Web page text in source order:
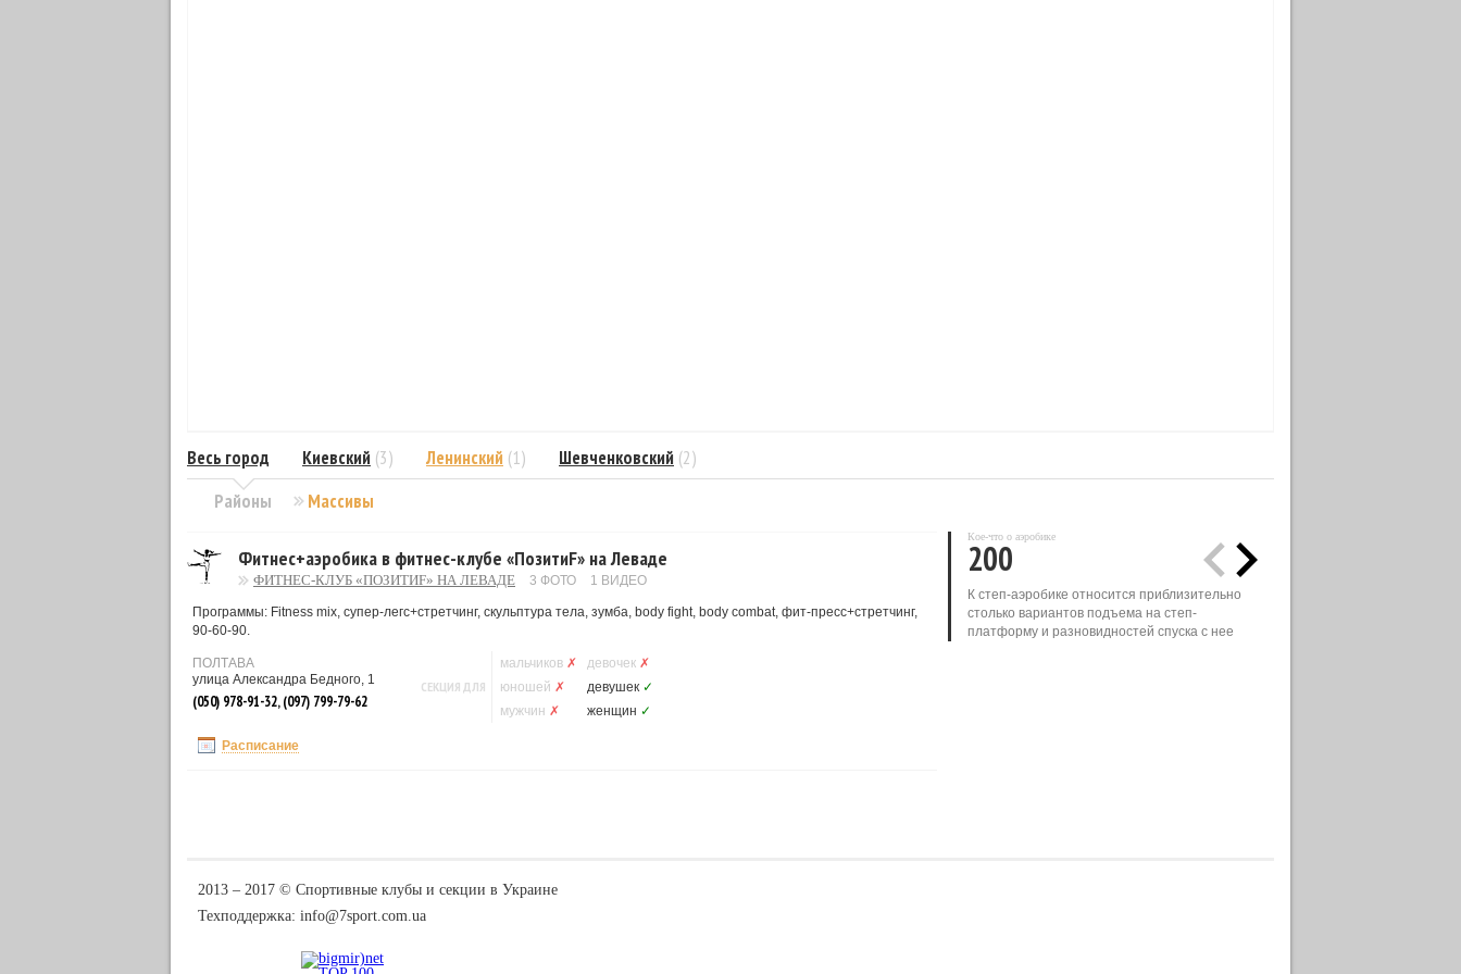
Районы
Весь город Киевский (3) Ленинский (1) Шевченковский (2)
Массивы
Фитнес+аэробика в фитнес-клубе «ПозитиF» на Леваде
ФИТНЕС-КЛУБ «ПОЗИТИF» НА ЛЕВАДЕ 3 ФОТО 1 ВИДЕО
Программы: Fitness mix, супер-легс+стретчинг, скульптура тела, зумба, body fight, body combat, фит-пресс+стретчинг,
90-60-90.
ПОЛТАВА
улица Александра Бедного, 1
(050) 978-91-32, (097) 799-79-62
СЕКЦИЯ ДЛЯ
мальчиков ✗ девочек ✗
юношей ✗ девушек ✓
мужчин ✗ женщин ✓
Расписание
Кое-что о аэробике
200
К степ-аэробике относится приблизительно
столько вариантов подъема на степ-
платформу и разновидностей спуска с нее
2013 ‒ 2017 © Спортивные клубы и секции в Украине
Техподдержка: info@7sport.com.ua